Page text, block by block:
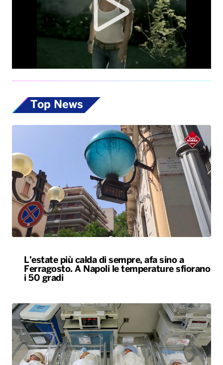
Top News
L’estate più calda di sempre, afa sino a
Ferragosto. A Napoli le temperature sfiorano
i 50 gradi